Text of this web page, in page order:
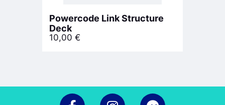
Powercode Link Structure
Deck
10,00 €